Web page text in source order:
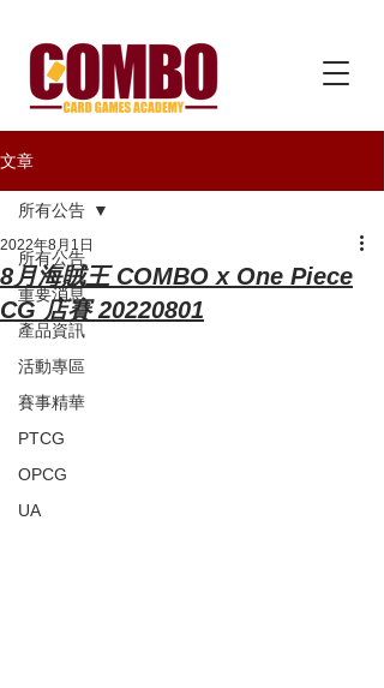
文章
所有公告
重要消息
產品資訊
活動專區
賽事精華
PTCG
OPCG
UA
所有公告
8月海賊王 COMBO x One Piece
CG 店賽 20220801
2022年8月1日